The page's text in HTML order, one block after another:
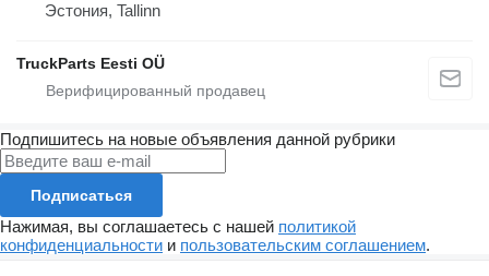
Эстония, Tallinn
TruckParts Eesti OÜ
Подпишитесь на новые объявления данной рубрики
Подписаться
Нажимая, вы соглашаетесь с нашей политикой
конфиденциальности и пользовательским соглашением.